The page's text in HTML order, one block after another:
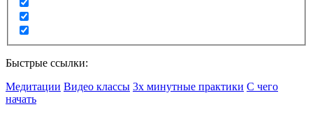
Быстрые ссылки:
Медитации Видео классы 3х минутные практики С чего
начать